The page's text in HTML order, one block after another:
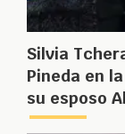
Silvia
Pineda en
su esposo